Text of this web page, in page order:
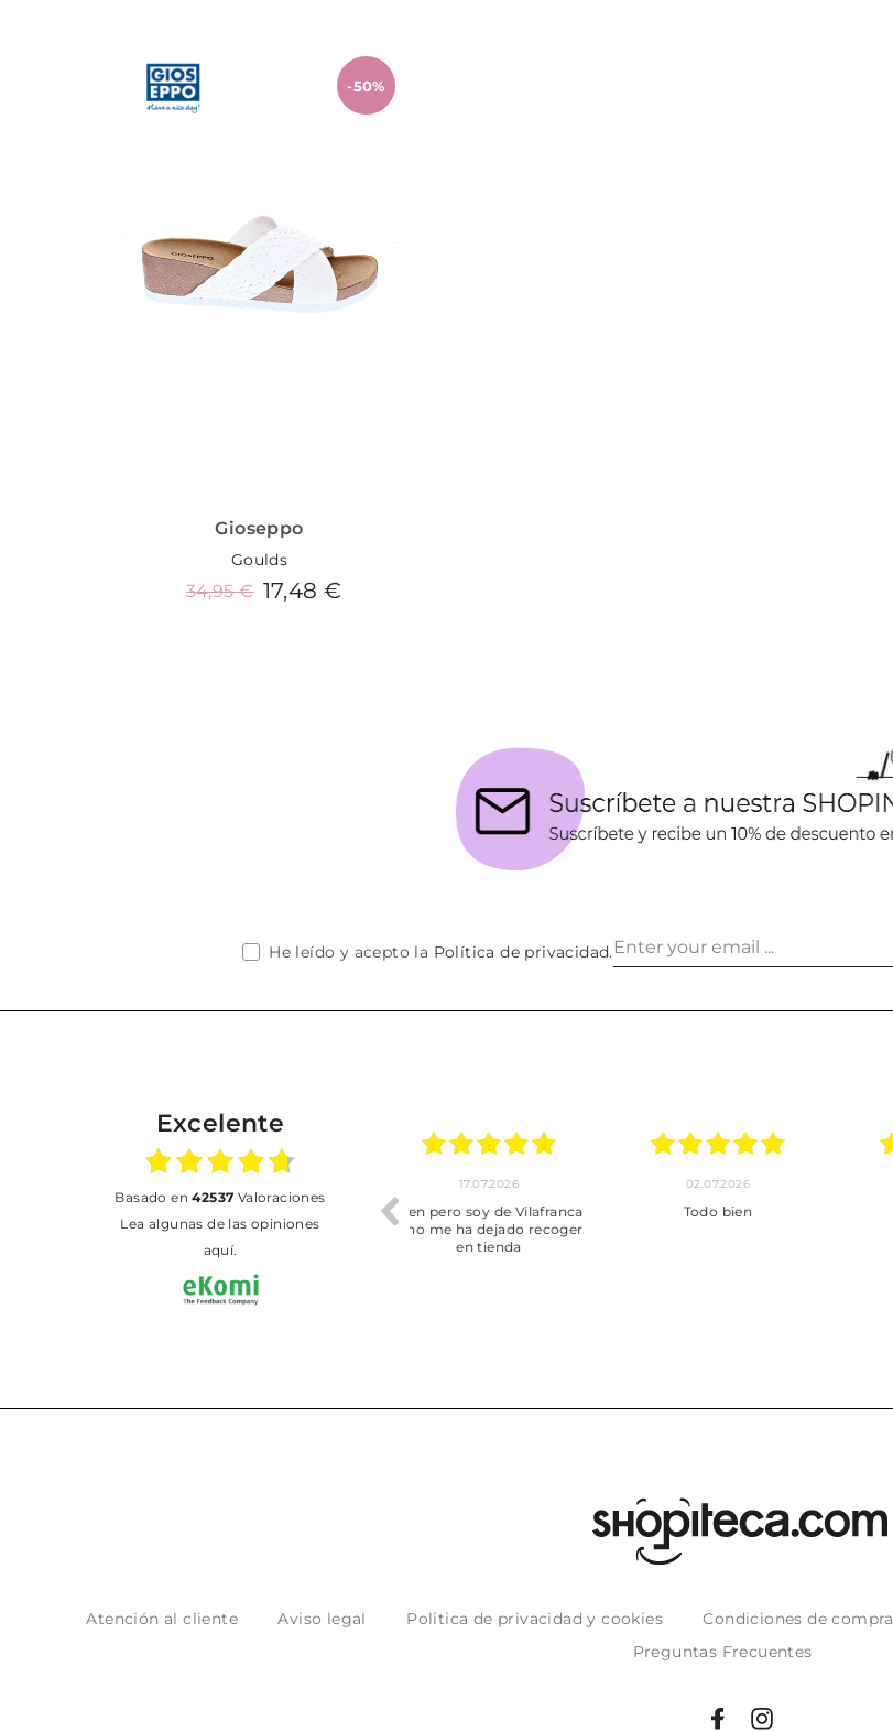
-50%
Gioseppo
Goulds
17,48 €
34,95 €
He leído y acepto la Política de privacidad.
Excelente
basado en42537 Valoraciones
Lea algunas de las opiniones
aquí.
24.06.2026
***
23.06.2026
Pedido hecho, pedido
Atención al cliente Aviso legal Politica de privacidad y cookies Condiciones de compra
Preguntas Frecuentes